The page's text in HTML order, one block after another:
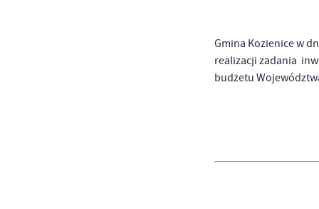
Gmina Kozienice w
realizacji zadania
budżetu